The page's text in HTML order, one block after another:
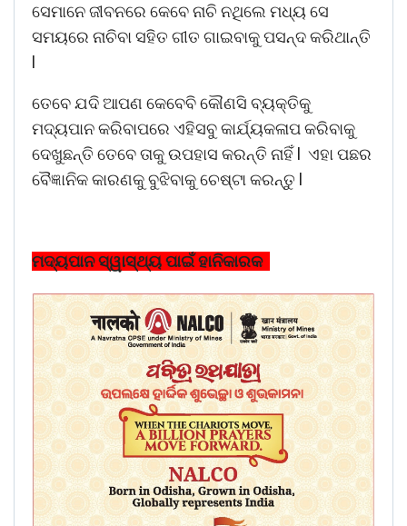
ସେମାନେ ଜୀବନରେ କେବେ ନାଚି ନଥିଲେ ମଧ୍ୟ ସେ
ସମୟରେ ନାଚିବା ସହିତ ଗୀତ ଗାଇବାକୁ ପସନ୍ଦ କରିଥାନ୍ତି
ତେବେ ଯଦି ଆପଣ କେବେବି କୌଣସି ବ୍ୟକ୍ତିକୁ
ମଦ୍ୟପାନ କରିବାପରେ ଏହିସବୁ କାର୍ଯ୍ୟକଳାପ କରିବାକୁ
ଦେଖୁଛନ୍ତି ତେବେ ତାକୁ ଉପହାସ କରନ୍ତି ନାହିଁ l ଏହା ପଛର
ବୈଜ୍ଞାନିକ କାରଣକୁ ବୁଝିବାକୁ ଚେଷ୍ଟା କରନ୍ତୁ l
ମଦ୍ୟପାନ ସ୍ୱାସ୍ଥ୍ୟ ପାଇଁ ହାନିକାରକ